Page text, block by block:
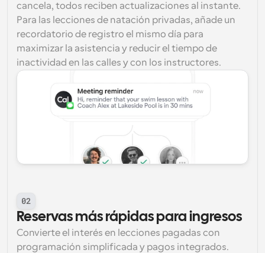
cancela, todos reciben actualizaciones al instante.
Para las lecciones de natación privadas, añade un
recordatorio de registro el mismo día para
maximizar la asistencia y reducir el tiempo de
inactividad en las calles y con los instructores.
02
Reservas más rápidas para ingresos
Convierte el interés en lecciones pagadas con
programación simplificada y pagos integrados.